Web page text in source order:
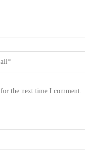
the next time I comment.